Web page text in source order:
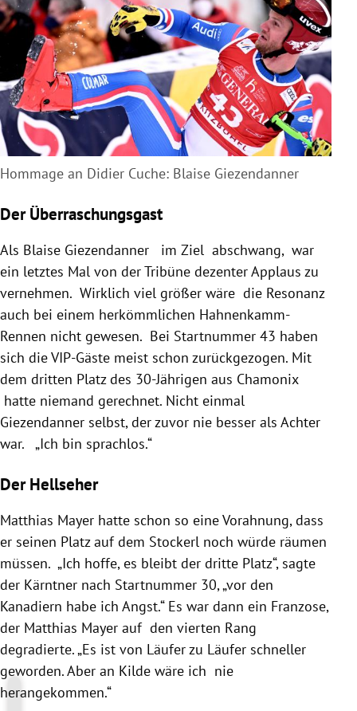
Hommage an Didier Cuche: Blaise Giezendanner
Der Überraschungsgast
Als Blaise Giezendanner im Ziel abschwang, war
ein letztes Mal von der Tribüne dezenter Applaus zu
vernehmen. Wirklich viel größer wäre die Resonanz
auch bei einem herkömmlichen Hahnenkamm-
Rennen nicht gewesen. Bei Startnummer 43 haben
sich die VIP-Gäste meist schon zurückgezogen. Mit
dem dritten Platz des 30-Jährigen aus Chamonix
hatte niemand gerechnet. Nicht einmal
Giezendanner selbst, der zuvor nie besser als Achter
war. „Ich bin sprachlos.“
Der Hellseher
Matthias Mayer hatte schon so eine Vorahnung, dass
er seinen Platz auf dem Stockerl noch würde räumen
müssen. „Ich hoffe, es bleibt der dritte Platz“, sagte
der Kärntner nach Startnummer 30, „vor den
Kanadiern habe ich Angst.“ Es war dann ein Franzose,
der Matthias Mayer auf den vierten Rang
degradierte. „Es ist von Läufer zu Läufer schneller
geworden. Aber an Kilde wäre ich nie
herangekommen.“